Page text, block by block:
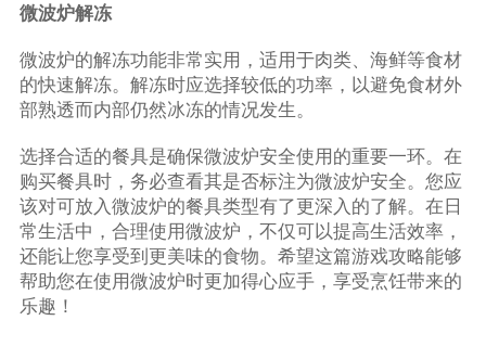
微波炉解冻
微波炉的解冻功能非常实用，适用于肉类、海鲜等食材
的快速解冻。解冻时应选择较低的功率，以避免食材外
部熟透而内部仍然冰冻的情况发生。
选择合适的餐具是确保微波炉安全使用的重要一环。在
购买餐具时，务必查看其是否标注为微波炉安全。您应
该对可放入微波炉的餐具类型有了更深入的了解。在日
常生活中，合理使用微波炉，不仅可以提高生活效率，
还能让您享受到更美味的食物。希望这篇游戏攻略能够
帮助您在使用微波炉时更加得心应手，享受烹饪带来的
乐趣！